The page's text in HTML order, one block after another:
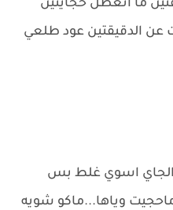
ما اتعطل حجايتين
عن الدقيقتين عود طلعي
اسوي غلط بس
ماحجيت وياها...ماكو شويه